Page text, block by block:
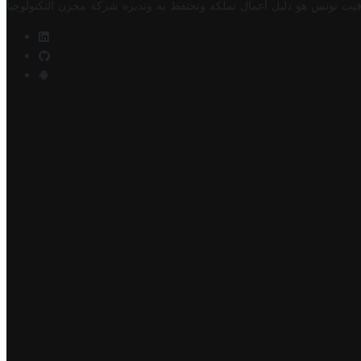
تونس هو دليل أعمال تملكه وتحتفظ به وتديره شركة مخزن التكنولوجيا